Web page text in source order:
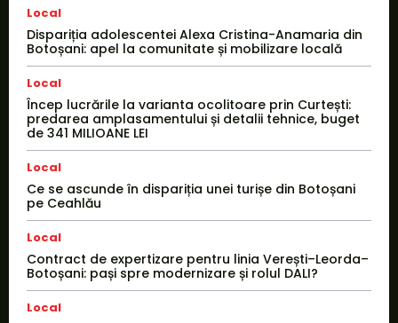
Local
Dispariția adolescentei Alexa Cristina-Anamaria din
Botoșani: apel la comunitate și mobilizare locală
Local
Încep lucrările la varianta ocolitoare prin Curtești:
predarea amplasamentului și detalii tehnice, buget
de 341 MILIOANE LEI
Local
Ce se ascunde în dispariția unei turișe din Botoșani
pe Ceahlău
Local
Contract de expertizare pentru linia Verești–Leorda–
Botoșani: pași spre modernizare și rolul DALI?
Local